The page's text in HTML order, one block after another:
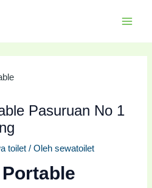
Pasuruan No 1
toilet / Olehsewatoilet